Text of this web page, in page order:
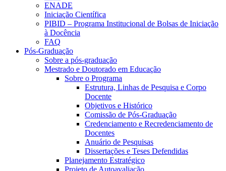
ENADE
Iniciação Científica
PIBID – Programa Institucional de Bolsas de Iniciação
à Docência
FAQ
Pós-Graduação
Sobre a pós-graduação
Mestrado e Doutorado em Educação
Sobre o Programa
Estrutura, Linhas de Pesquisa e Corpo
Docente
Objetivos e Histórico
Comissão de Pós-Graduação
Credenciamento e Recredenciamento de
Docentes
Anuário de Pesquisas
Dissertações e Teses Defendidas
Planejamento Estratégico
Projeto de Autoavaliação